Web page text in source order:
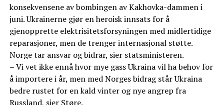
konsekvensene av bombingen av Kakhovka-dammen i
juni. Ukrainerne gjør en heroisk innsats for å
gjenopprette elektrisitetsforsyningen med midlertidige
reparasjoner, men de trenger internasjonal støtte.
Norge tar ansvar og bidrar, sier statsministeren.
– Vi vet ikke ennå hvor mye gass Ukraina vil ha behov for
å importere i år, men med Norges bidrag står Ukraina
bedre rustet for en kald vinter og nye angrep fra
Russland, sier Støre.